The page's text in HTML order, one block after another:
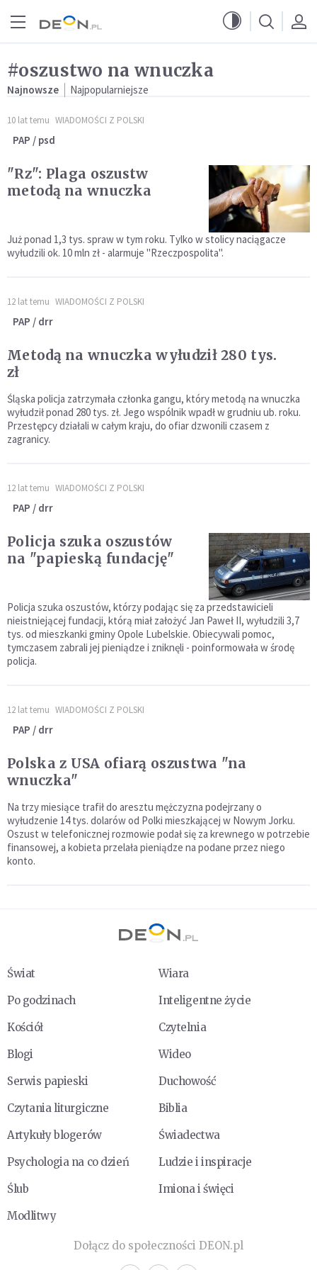
#oszustwo na wnuczka
Najnowsze Najpopularniejsze
10 lat temu WIADOMOŚCI Z POLSKI
PAP / psd
"Rz": Plaga oszustw
metodą na wnuczka
Już ponad 1,3 tys. spraw w tym roku. Tylko w stolicy naciągacze
wyłudzili ok. 10 mln zł - alarmuje "Rzeczpospolita".
12 lat temu WIADOMOŚCI Z POLSKI
PAP / drr
Metodą na wnuczka wyłudził 280 tys.
zł
Śląska policja zatrzymała członka gangu, który metodą na wnuczka
wyłudził ponad 280 tys. zł. Jego wspólnik wpadł w grudniu ub. roku.
Przestępcy działali w całym kraju, do ofiar dzwonili czasem z
zagranicy.
12 lat temu WIADOMOŚCI Z POLSKI
PAP / drr
Policja szuka oszustów
na "papieską fundację"
Policja szuka oszustów, którzy podając się za przedstawicieli
nieistniejącej fundacji, którą miał założyć Jan Paweł II, wyłudzili 3,7
tys. od mieszkanki gminy Opole Lubelskie. Obiecywali pomoc,
tymczasem zabrali jej pieniądze i zniknęli - poinformowała w środę
policja.
12 lat temu WIADOMOŚCI Z POLSKI
PAP / drr
Polska z USA ofiarą oszustwa "na
wnuczka"
Na trzy miesiące trafił do aresztu mężczyzna podejrzany o
wyłudzenie 14 tys. dolarów od Polki mieszkającej w Nowym Jorku.
Oszust w telefonicznej rozmowie podał się za krewnego w potrzebie
finansowej, a kobieta przelała pieniądze na podane przez niego
konto.
Świat
Wiara
Po godzinach
Inteligentne życie
Kościół
Czytelnia
Blogi
Wideo
Serwis papieski
Duchowość
Czytania liturgiczne
Biblia
Artykuły blogerów
Świadectwa
Psychologia na co dzień
Ludzie i inspiracje
Ślub
Imiona i święci
Modlitwy
Dołącz do społeczności DEON.pl